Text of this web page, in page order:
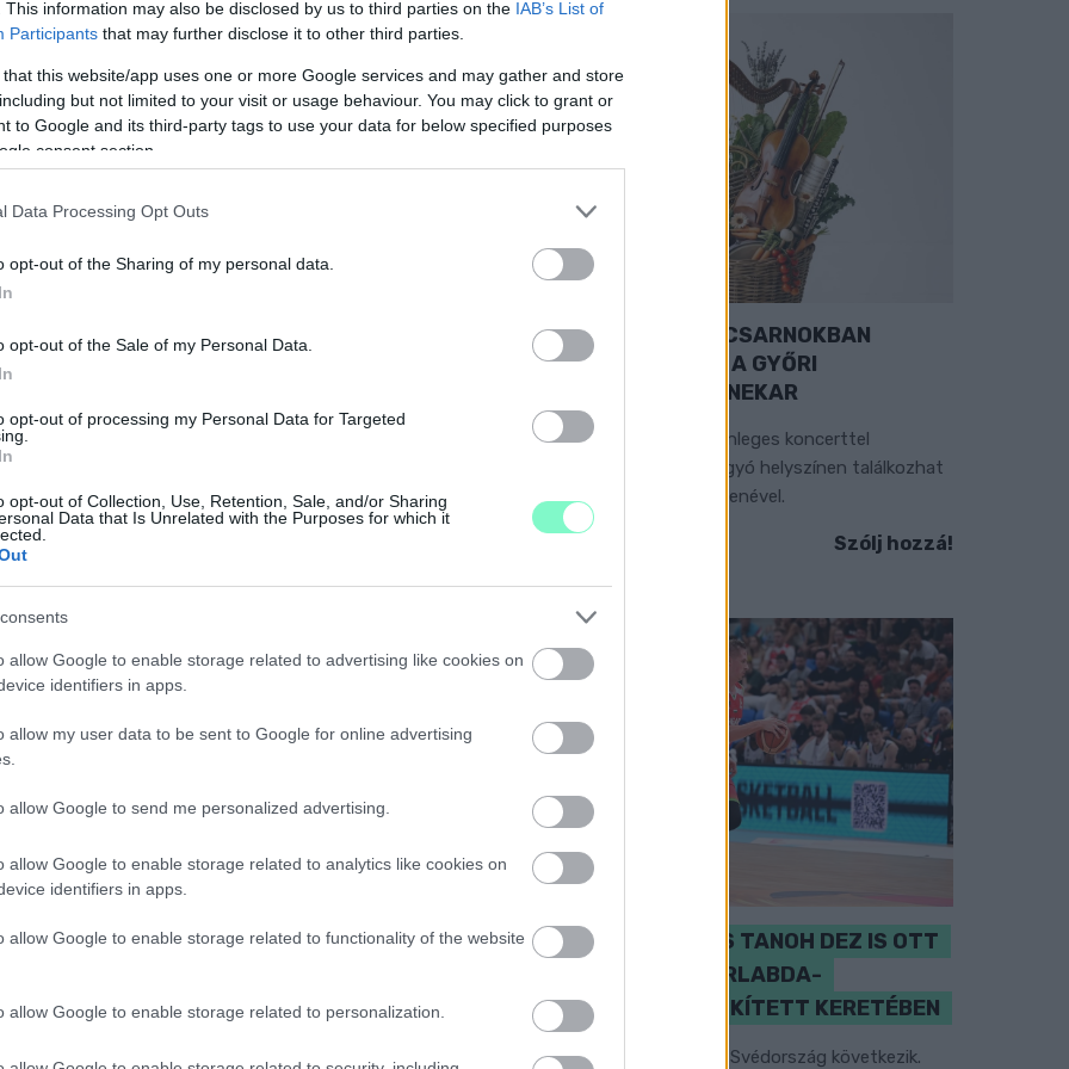
This information may also be disclosed by us to third parties on the IAB’s List of
Participants that may further disclose it to other third parties.
that this website/app uses one or more Google services and may gather and store
but not limited to your visit or usage behaviour. You may click to grant or
to Google and its third-party tags to use your data for below specified purposes
consent section.
Data Processing Opt Outs
opt-out of the Sharing of my personal data.
opt-out of the Sale of my Personal Data.
opt-out of processing my Personal Data for Targeted
opt-out of Collection, Use, Retention, Sale, and/or Sharing
Data that Is Unrelated with the Purposes for which it
allow Google to enable storage related to advertising like cookies on
identifiers in apps.
allow my user data to be sent to Google for online advertising
allow Google to send me personalized advertising.
allow Google to enable storage related to analytics like cookies on
identifiers in apps.
allow Google to enable storage related to functionality of the website
allow Google to enable storage related to personalization.
közönségtől, mire
a szentiváni civil aktivisták
eltörlése után is volt lakossági fórum –
tartott fórumról, amelyen a polgármester
hogy amikor majd nem pont ezt kell
önkormányzat.
a város egyik cégén keresztül megpróbálta
Szentiván nevet is, de a szentivániak
Hivatalamegállapította, hogy Dézsi
fakadó jogokkal vissza kívánt élni, azokat arra
okozzon”.
megmondta a szentivániaknak egy
lépni ellene.
kísérlete a GYTP Kft.-n keresztül
hogy ezt hagyjuk. Azért is érdekes ez,
nem a város, hanem Dézsi Csaba
és Szolgáltató Kft. birtokolja (2021.
hagyták jóvá a kérelmet), miközben a
szlogenjévé vált . Később megtudtuk,
használatáért
sárási csatornázás ügye
EXTRA: A VÁSÁRCSARNOKBAN
NYITJA ÚJ ÉVADÁT A GYŐRI
FILHARMONIKUS ZENEKAR
A „Zenélő piac” című különleges koncerttel
szeptember 7-én rendhagyó helyszínen találkozhat
a közönség a klasszikus zenével.
Szólj hozzá!
PERL, VÁRADI ÉS TANOH DEZ IS OTT
VAN A FÉRFI KOSÁRLABDA-
VÁLOGATOTT SZŰKÍTETT KERETÉBEN
Észtország, Szlovénia és Svédország következik.